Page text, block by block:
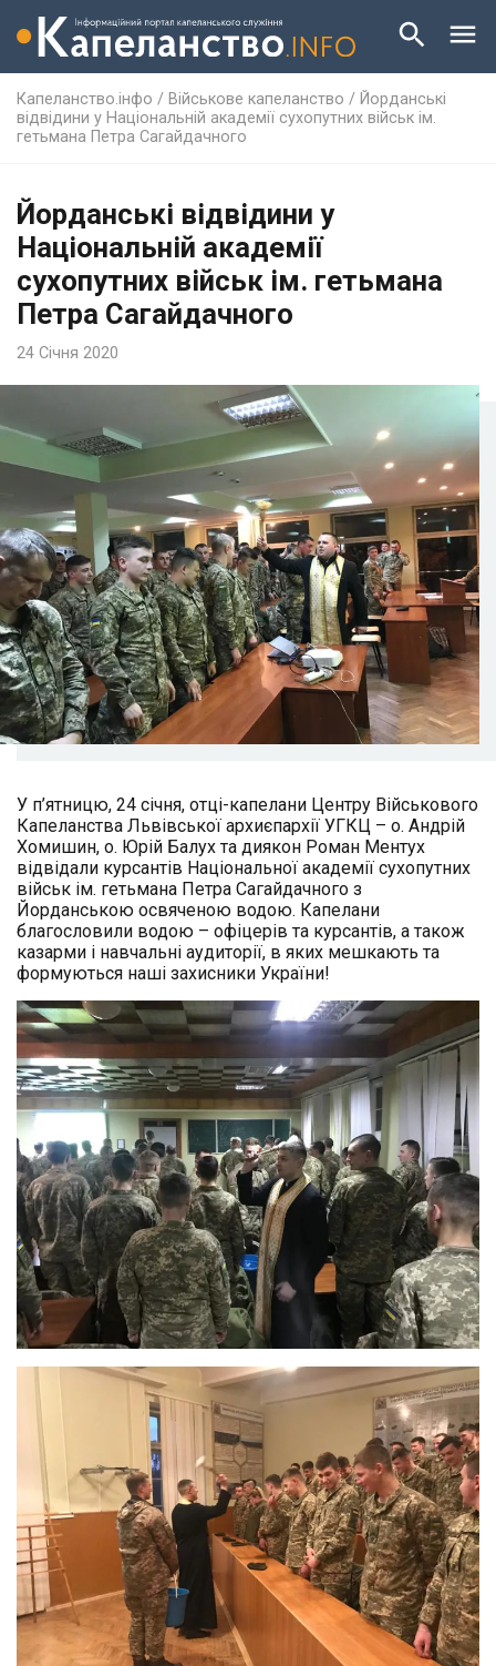
Капеланство.інфо / Військове капеланство / Йорданські
відвідини у Національній академії сухопутних військ ім.
гетьмана Петра Сагайдачного
Йорданські відвідини у
Національній академії
сухопутних військ ім. гетьмана
Петра Сагайдачного
24 Січня 2020
У п’ятницю, 24 січня, отці-капелани Центру Військового
Капеланства Львівської архиєпархії УГКЦ – о. Андрій
Хомишин, о. Юрій Балух та диякон Роман Ментух
відвідали курсантів Національної академії сухопутних
військ ім. гетьмана Петра Сагайдачного з
Йорданською освяченою водою. Капелани
благословили водою – офіцерів та курсантів, а також
казарми і навчальні аудиторії, в яких мешкають та
формуються наші захисники України!